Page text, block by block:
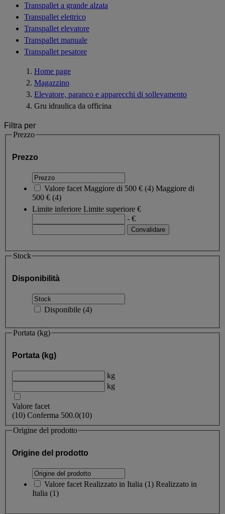
Transpallet a grande alzata
Transpallet elettrico
Transpallet elevatore
Transpallet manuale
Transpallet pesatore
Home page
Magazzino
Elevatore, paranco e apparecchi di sollevamento
Gru idraulica da officina
Filtra per
Prezzo
Prezzo
Valore facet Maggiore di 500 € (4) Maggiore di
500 € (4)
Limite inferiore Limite superiore €
- €
Stock
Disponibilità
Disponibile (4)
Portata (kg)
Portata (kg)
kg
kg
Valore facet
(10) Conferma 500.0(10)
Origine del prodotto
Origine del prodotto
Valore facet Realizzato in Italia (1) Realizzato in
Italia (1)